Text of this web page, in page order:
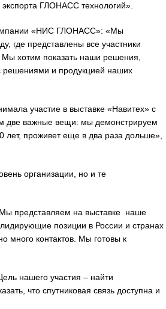
ГЛОНАСС технологий».
«НИС ГЛОНАСС»: «Мы
где представлены все участники
хотим показать наши решения,
решениями и продукцией наших
участие в выставке «Навитех» с
две важные вещи: мы демонстрируем
проживет еще в два раза дольше»,
организации, но и те
представляем на выставке наше
позиции в России и странах
много контактов. Мы готовы к
нашего участия – найти
что спутниковая связь доступна и